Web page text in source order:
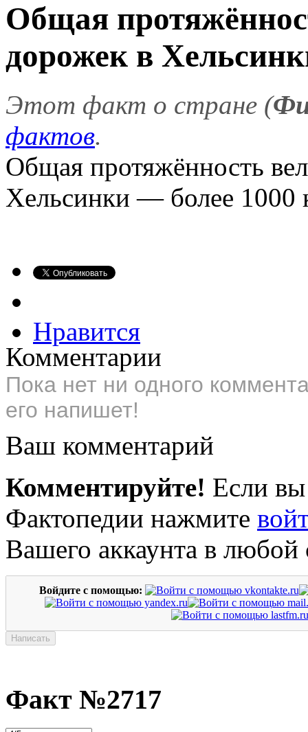
Общая
дорожек в
Этот факт о стране (
фактов.
Общая протяжённость
Хельсинки — более 1000
Нравится
Комментарии
Пока нет ни одного
его напишет!
Ваш комментарий
Комментируйте! Если вы
Фактопедии нажмите
Вашего аккаунта в любой
Войдите с помощью:
Факт №2717